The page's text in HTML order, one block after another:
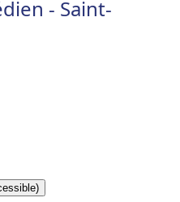
- Saint-